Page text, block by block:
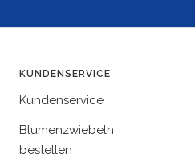
KUNDENSERVICE
Kundenservice
Blumenzwiebeln
bestellen